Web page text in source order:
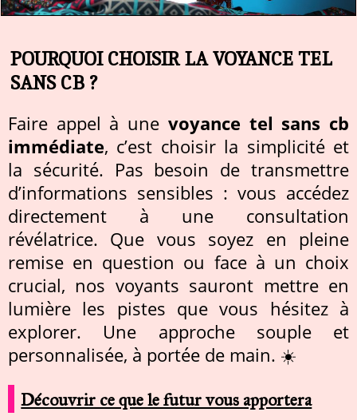
POURQUOI CHOISIR LA VOYANCE TEL
SANS CB ?
Faire appel à une voyance tel sans cb
immédiate, c’est choisir la simplicité et
la sécurité. Pas besoin de transmettre
d’informations sensibles : vous accédez
directement à une consultation
révélatrice. Que vous soyez en pleine
remise en question ou face à un choix
crucial, nos voyants sauront mettre en
lumière les pistes que vous hésitez à
explorer. Une approche souple et
personnalisée, à portée de main. ☀️
Découvrir ce que le futur vous apportera